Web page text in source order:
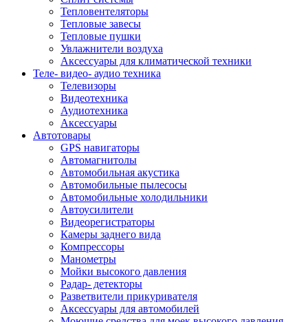
Тепловентеляторы
Тепловые завесы
Тепловые пушки
Увлажнители воздуха
Аксессуары для климатической техники
Теле- видео- аудио техника
Телевизоры
Видеотехника
Аудиотехника
Аксессуары
Автотовары
GPS навигаторы
Автомагнитолы
Автомобильная акустика
Автомобильные пылесосы
Автомобильные холодильники
Автоусилители
Видеорегистраторы
Камеры заднего вида
Компрессоры
Манометры
Мойки высокого давления
Радар- детекторы
Разветвители прикуривателя
Аксессуары для автомобилей